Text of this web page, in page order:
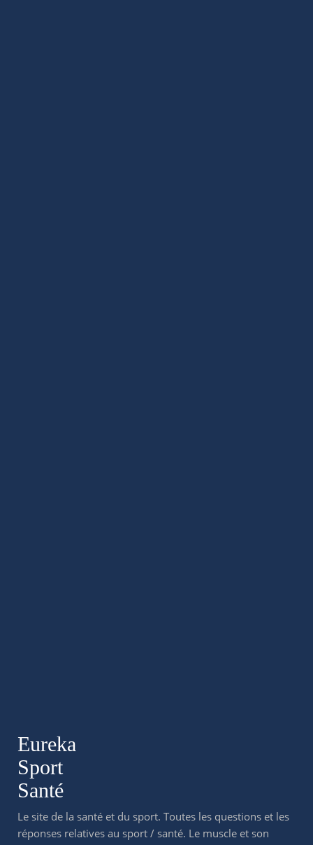
Eureka
Sport
Santé
Le site de la santé et du sport. Toutes les questions et les
réponses relatives au sport / santé. Le muscle et son